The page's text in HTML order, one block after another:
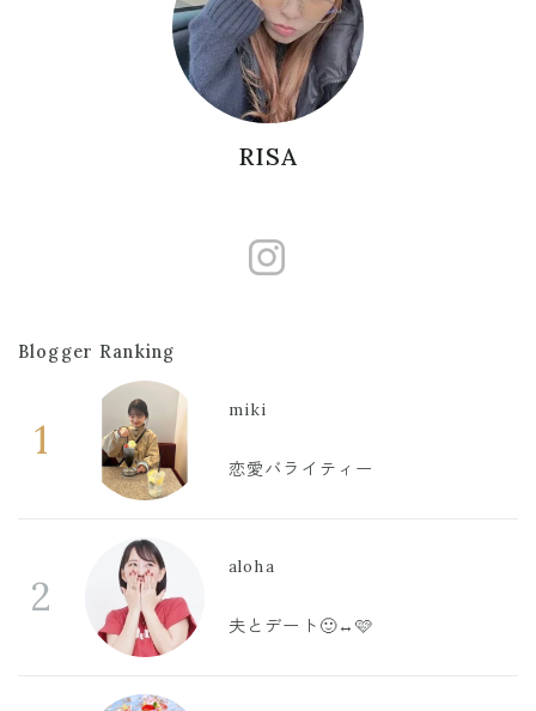
RISA
Blogger Ranking
1
miki
恋愛バライティー
2
aloha
夫とデート🙂‍↔️🩷